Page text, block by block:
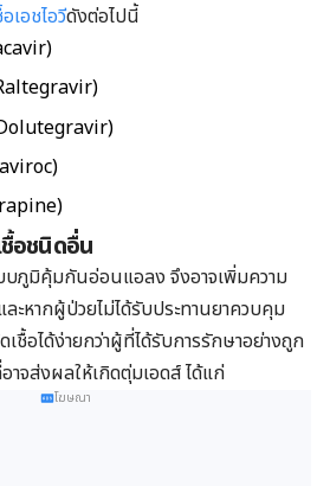
เอชไอวีดังต่อไปนี้
อชนิดอื่น
บบภูมิคุ้มกันอ่อนแอลง จึงอาจเพิ่มความ
ะหากผู้ป่วยไม่ได้รับประทานยาควบคุม
เชื้อได้ง่ายกว่าผู้ที่ได้รับการรักษาอย่างถูก
จส่งผลให้เกิดตุ่มเอดส์ ได้แก่
โฆษณา